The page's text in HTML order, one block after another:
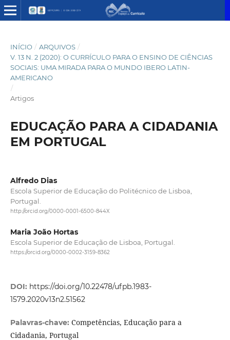
INÍCIO / ARQUIVOS /
V. 13 N. 2 (2020): O CURRÍCULO PARA O ENSINO DE CIÊNCIAS
SOCIAIS: UMA MIRADA PARA O MUNDO IBERO LATIN-
AMERICANO
/
Artigos
EDUCAÇÃO PARA A CIDADANIA
EM PORTUGAL
Alfredo Dias
Escola Superior de Educação do Politécnico de Lisboa,
Portugal.
http://orcid.org/0000-0001-6500-844X
Maria João Hortas
Escola Superior de Educação de Lisboa, Portugal.
https://orcid.org/0000-0002-3159-8362
DOI: https://doi.org/10.22478/ufpb.1983-
1579.2020v13n2.51562
Palavras-chave: Competências, Educação para a
Cidadania, Portugal